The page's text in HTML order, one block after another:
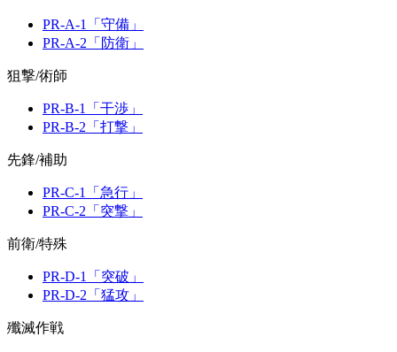
PR-A-1「守備」
PR-A-2「防衛」
狙撃/術師
PR-B-1「干渉」
PR-B-2「打撃」
先鋒/補助
PR-C-1「急行」
PR-C-2「突撃」
前衛/特殊
PR-D-1「突破」
PR-D-2「猛攻」
殲滅作戦